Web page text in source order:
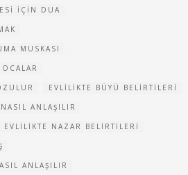
IÇIN DUA
MUSKASI
EVLILIKTE BÜYÜ BELIRTILERI
ANLAŞILIR
EVLILIKTE NAZAR BELIRTILERI
ANLAŞILIR